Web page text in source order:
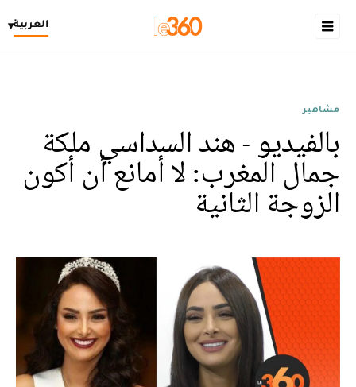
العربية▾
مشاهير
بالفيديو - هند السداسي ملكة
جمال المغرب: لا أمانع أن أكون
الزوجة الثانية